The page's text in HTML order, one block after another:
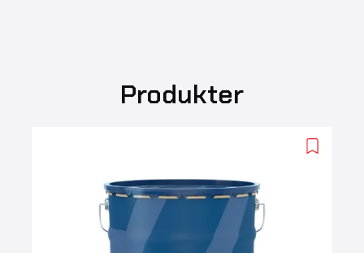
Produkter
Add